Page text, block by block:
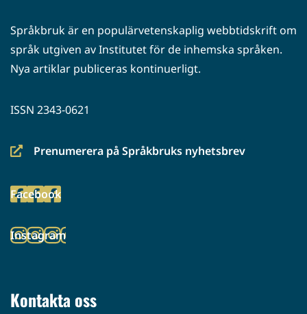
Språkbruk är en populärvetenskaplig webbtidskrift om
språk utgiven av Institutet för de inhemska språken.
Nya artiklar publiceras kontinuerligt.
ISSN 2343-0621
Prenumerera på Språkbruks nyhetsbrev
(siirryt
palveluun)
Facebook
(siirryt
palveluun)
Instagram
(siirryt
Kontakta oss